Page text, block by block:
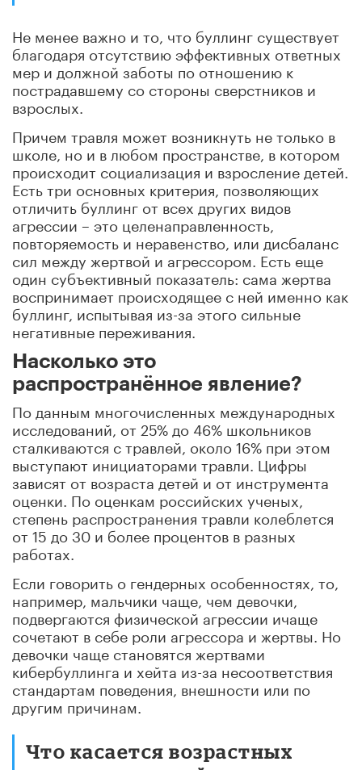
Не менее важно и то, что буллинг существует
благодаря отсутствию эффективных ответных
мер и должной заботы по отношению к
пострадавшему со стороны сверстников и
взрослых.
Причем травля может возникнуть не только в
школе, но и в любом пространстве, в котором
происходит социализация и взросление детей.
Есть три основных критерия, позволяющих
отличить буллинг от всех других видов
агрессии – это целенаправленность,
повторяемость и неравенство, или дисбаланс
сил между жертвой и агрессором. Есть еще
один субъективный показатель: сама жертва
воспринимает происходящее с ней именно как
буллинг, испытывая из-за этого сильные
негативные переживания.
Насколько это
распространённое явление?
По данным многочисленных международных
исследований, от 25% до 46% школьников
сталкиваются с травлей, около 16% при этом
выступают инициаторами травли. Цифры
зависят от возраста детей и от инструмента
оценки. По оценкам российских ученых,
степень распространения травли колеблется
от 15 до 30 и более процентов в разных
работах.
Если говорить о гендерных особенностях, то,
например, мальчики чаще, чем девочки,
подвергаются физической агрессии ичаще
сочетают в себе роли агрессора и жертвы. Но
девочки чаще становятся жертвами
кибербуллинга и хейта из-за несоответствия
стандартам поведения, внешности или по
другим причинам.
Что касается возрастных